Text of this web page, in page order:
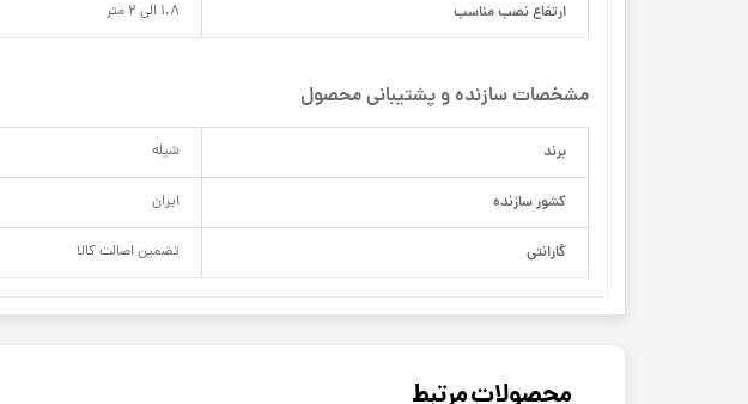
ارتفاع نصب مناسب 1.8 الی 2 متر
مشخصات سازنده و پشتیبانی محصول
برند شیله
کشور سازنده ایران
گارانتی تضمین اصالت کالا
محصولات مرتبط